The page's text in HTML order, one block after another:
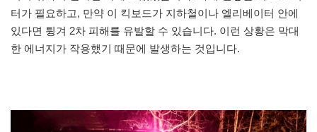
터가 필요하고, 만약 이 킥보드가 지하철이나 엘리베이터 안에
있다면 튕겨 2차 피해를 유발할 수 있습니다. 이런 상황은 막대
한 에너지가 작용했기 때문에 발생하는 것입니다.